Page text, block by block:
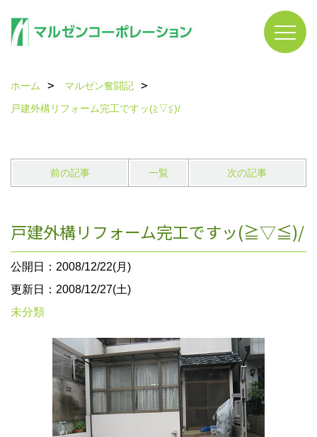
ホーム
マルゼン奮闘記
戸建外構リフォーム完工ですッ(≧▽≦)/
前の記事 一覧 次の記事
戸建外構リフォーム完工ですッ(≧▽≦)/
公開日：2008/12/22(月)
更新日：2008/12/27(土)
未分類